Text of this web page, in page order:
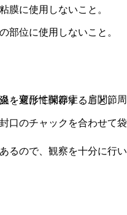
膜に使用しないこと。
部位に使用しないこと。
を避けて保存すること。
のチャックを合わせて袋
：変形性関節症、肩関節
るので、観察を十分に行